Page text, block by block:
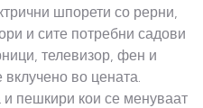
шпорети со рерни,
и сите потребни садови
телевизор, фен и
во цената.
пешкири кои се менуваат